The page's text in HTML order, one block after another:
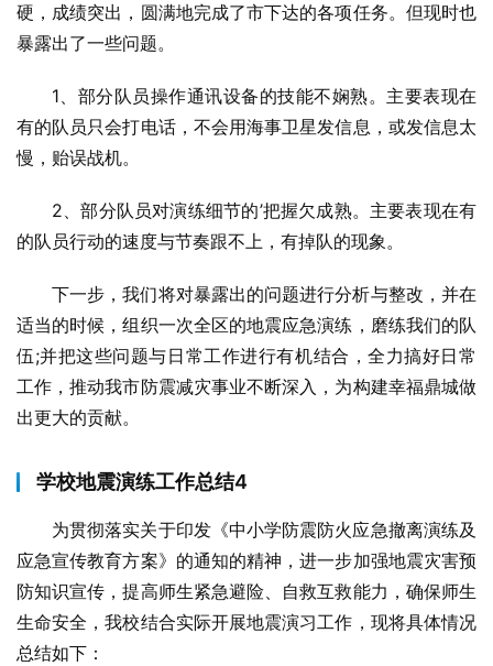
硬，成绩突出，圆满地完成了市下达的各项任务。但现时也
暴露出了一些问题。
1、部分队员操作通讯设备的技能不娴熟。主要表现在
有的队员只会打电话，不会用海事卫星发信息，或发信息太
慢，贻误战机。
2、部分队员对演练细节的’把握欠成熟。主要表现在有
的队员行动的速度与节奏跟不上，有掉队的现象。
下一步，我们将对暴露出的问题进行分析与整改，并在
适当的时候，组织一次全区的地震应急演练，磨练我们的队
伍;并把这些问题与日常工作进行有机结合，全力搞好日常
工作，推动我市防震减灾事业不断深入，为构建幸福鼎城做
出更大的贡献。
学校地震演练工作总结4
为贯彻落实关于印发《中小学防震防火应急撤离演练及
应急宣传教育方案》的通知的精神，进一步加强地震灾害预
防知识宣传，提高师生紧急避险、自救互救能力，确保师生
生命安全，我校结合实际开展地震演习工作，现将具体情况
总结如下：